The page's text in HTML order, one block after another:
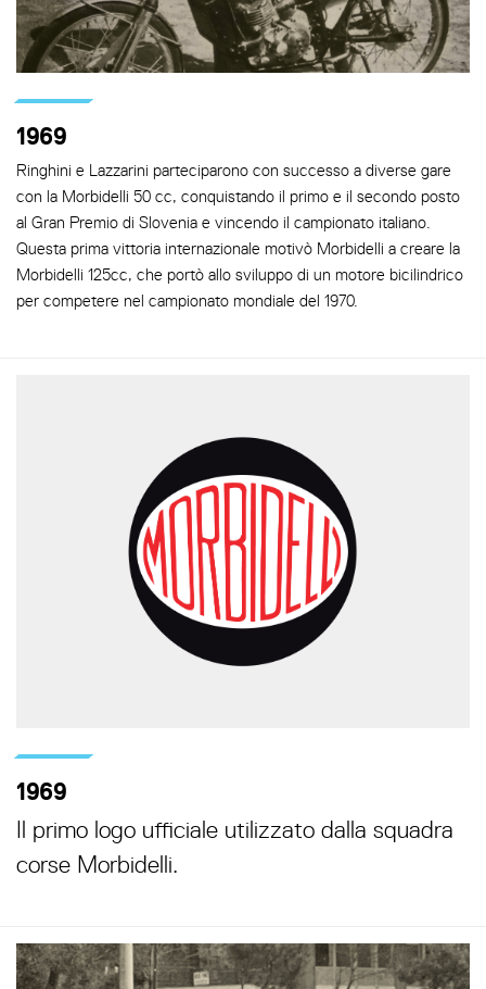
1969
Ringhini e Lazzarini parteciparono con successo a diverse gare
con la Morbidelli 50 cc, conquistando il primo e il secondo posto
al Gran Premio di Slovenia e vincendo il campionato italiano.
Questa prima vittoria internazionale motivò Morbidelli a creare la
Morbidelli 125cc, che portò allo sviluppo di un motore bicilindrico
per competere nel campionato mondiale del 1970.
1969
Il primo logo ufficiale utilizzato dalla squadra
corse Morbidelli.